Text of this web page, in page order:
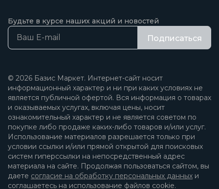
Будьте в курсе наших акций и новостей
Подписаться
© 2026 Базис Маркет. Интернет-сайт носит
информационный характер и ни при каких условиях не
является публичной офертой. Вся информация о товарах
и оказываемых услугах, включая цены, носит
ознакомительный характер и не является советом по
покупке либо продаже каких-либо товаров и/или услуг.
Использование материалов разрешается только при
условии ссылки и/или прямой открытой для поисковых
систем гиперссылки на непосредственный адрес
материала на сайте. Продолжая пользоваться сайтом, вы
даете согласие на обработку персональных данных и
соглашаетесь на использование файлов cookie.